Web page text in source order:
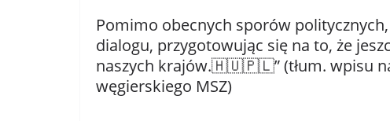
Pomimo obecnych sporów
dialogu, przygotowując się na to, że
naszych krajów.🇭🇺🇵🇱” (tłum. wpisu
węgierskiego MSZ)